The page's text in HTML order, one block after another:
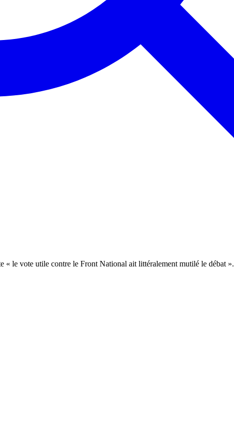
« le vote utile contre le Front National ait littéralement mutilé le débat ».